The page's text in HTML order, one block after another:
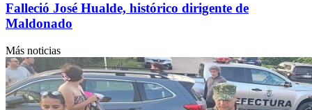
Falleció José Hualde, histórico dirigente de
Maldonado
Más noticias